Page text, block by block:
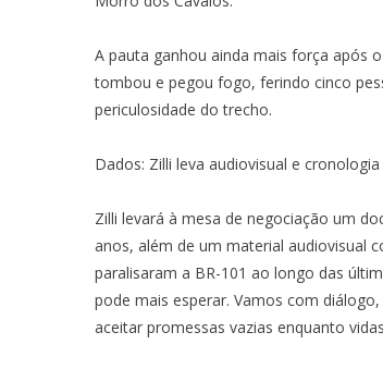
A pauta ganhou ainda mais força após
tombou e pegou fogo, ferindo cinco
periculosidade do trecho.
Dados: Zilli leva audiovisual e
Zilli levará à mesa de negociação um
anos, além de um material audiovisual
paralisaram a BR-101 ao longo das
pode mais esperar. Vamos com
aceitar promessas vazias enquanto